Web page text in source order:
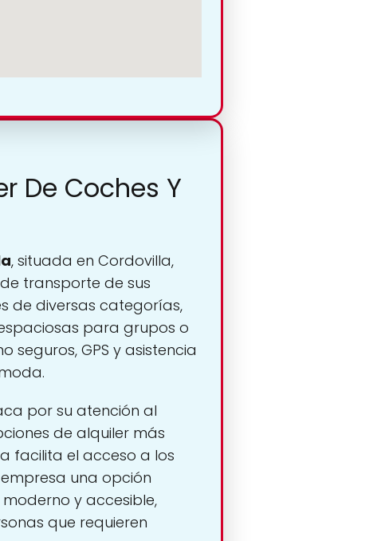
De Coches Y
, situada en Cordovilla,
transporte de sus
de diversas categorías,
para grupos o
GPS y asistencia
por su atención al
de alquiler más
facilita el acceso a los
una opción
y accesible,
que requieren